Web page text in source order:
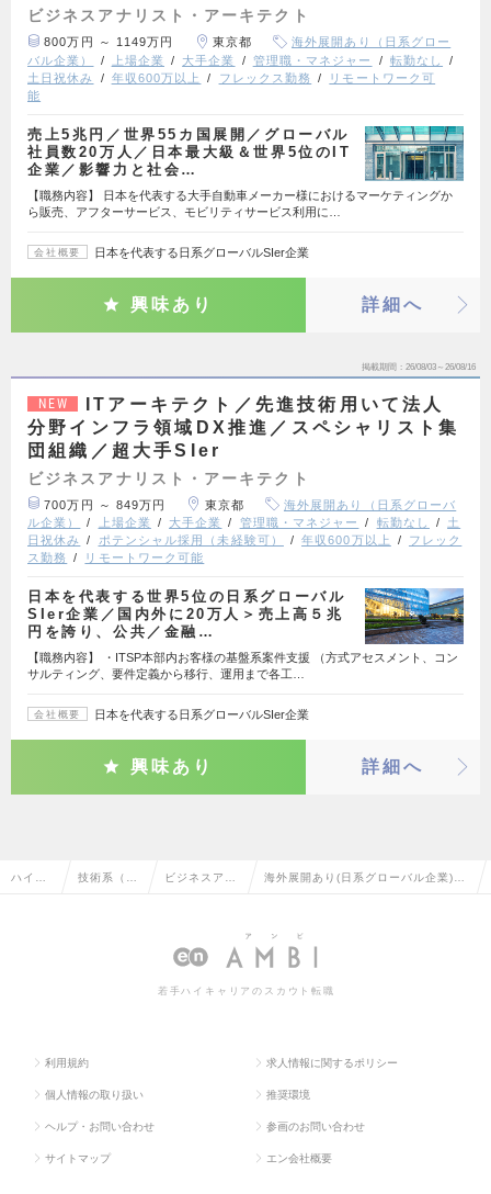
ビジネスアナリスト・アーキテクト
800万円 ～ 1149万円 東京都
海外展開あり（日系グロー
バル企業）
上場企業 大手企業 管理職・マネジャー
転勤なし
土日祝休み
年収600万以上 フレックス勤務
リモートワーク可
能
売上5兆円／世界55カ国展開／グローバル
社員数20万人／日本最大級＆世界5位のIT
企業／影響力と社会…
【職務内容】 日本を代表する大手自動車メーカー様におけるマーケティングか
ら販売、アフターサービス、モビリティサービス利用に…
会社概要 日本を代表する日系グローバルSIer企業
興味あり 詳細へ
掲載期間 26/08/03～26/08/16
NEW
ITアーキテクト／先進技術用いて法人
分野インフラ領域DX推進／スペシャリスト集
団組織／超大手SIer
ビジネスアナリスト・アーキテクト
700万円 ～ 849万円 東京都
海外展開あり（日系グローバ
ル企業）
上場企業 大手企業 管理職・マネジャー 転勤なし
土
日祝休み
ポテンシャル採用（未経験可） 年収600万以上
フレック
ス勤務
リモートワーク可能
日本を代表する世界5位の日系グローバル
SIer企業／国内外に20万人＞売上高５兆
円を誇り、公共／金融…
【職務内容】 ・ITSP本部内お客様の基盤系案件支援 （方式アセスメント、コン
サルティング、要件定義から移行、運用まで各工…
会社概要 日本を代表する日系グローバルSIer企業
興味あり 詳細へ
ハイク 技術系（I ビジネスアナ
キテクト
海外展開あり(日系グローバル企業)の
転職・求人情報一覧
若手ハイキャリアのスカウト転職
利用規約 求人情報に関するポリシー
個人情報の取り扱い 推奨環境
ヘルプ・お問い合わせ 参画のお問い合わせ
サイトマップ エン会社概要